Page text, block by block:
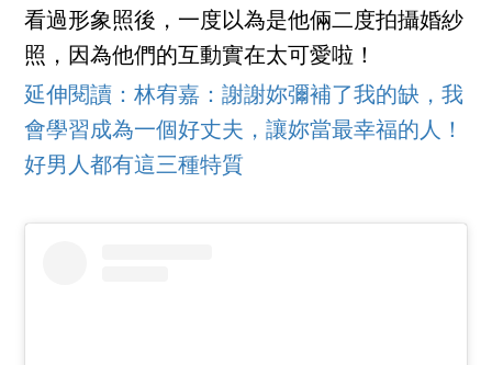
看過形象照後，一度以為是他倆二度拍攝婚紗
照，因為他們的互動實在太可愛啦！
延伸閱讀：林宥嘉：謝謝妳彌補了我的缺，我
會學習成為一個好丈夫，讓妳當最幸福的人！
好男人都有這三種特質